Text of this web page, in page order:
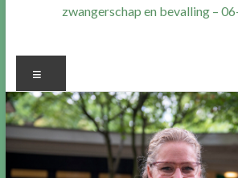
zwangerschap en bevalling –